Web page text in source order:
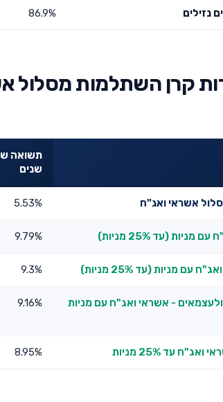
נזילים 86.9%
קרן השתלמות מסלול
שנים
אשראי ואג"ח 5.53%
(עד 25% מניות) 9.79%
מניות (עד 25% מניות) 9.3%
- אשראי ואג"ח עם מניות
9.16%
עד 25% מניות 8.95%